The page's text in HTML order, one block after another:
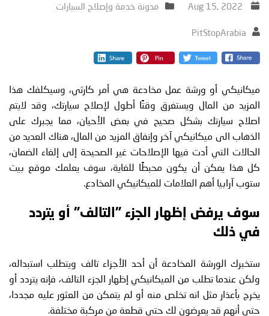
مدونة خدمة وإصلاح السيارات
PitStopArabia
ميكانيكي أو ورشة عمل مخادعة هي أمر كارثي، وسيكلفك هذا
المزيد من المال ويستغرق وقتًا أطول لإصلاح سيارتك، وقد لايتم
اصلاح سيارتك بشكل صحيح في بعض الأحيان، مما يجبرك على
الذهاب الى ميكانيكي آخر وإنفاق المزيد من المال، هناك العديد من
الحالات التي أدت فيها الإصلاحات غير الصحيحة إلى إلغاء الضمان،
كل هذا يمكن أن يكون محبطًا للغاية، سوف يعلمك موقع بيت
ستوب آرابيا أهم العلامات للميكانيكي المخادع.
سوف يرفض إظهار الجزء "التالف" أو يتردد
في ذلك
ستخبرك الورشة المخادعة أن أحد الأجزاء تالف ويتطلب استبداله،
ولكن عندما تطلب من الميكانيكي إظهار الجزء التالف، فإنه يتردد أو
يخرج بأعذار مثل انه تخلص منه أو لم يتمكن من العثور عليه مجددا،
حتى أنهم قد يعرضون لك حتى قطعة من مركبة مختلفة.